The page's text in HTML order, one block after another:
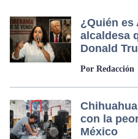
¿Quién es
alcaldesa
Donald
Por Redacción
con la
México